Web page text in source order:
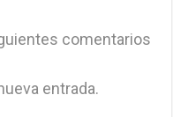
comentarios
entrada.